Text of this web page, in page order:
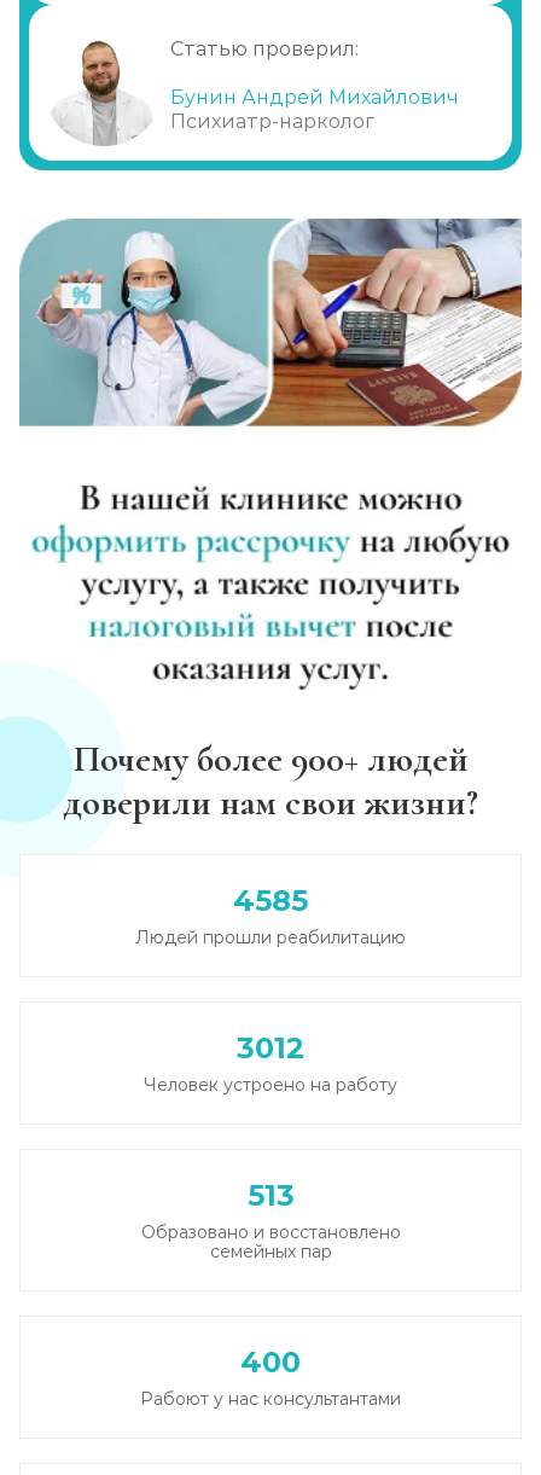
Статью проверил:
Бунин Андрей Михайлович
Психиатр-нарколог
Почему более 900+ людей
доверили нам свои жизни?
4585
Людей прошли реабилитацию
3012
Человек устроено на работу
513
Образовано и восстановлено
семейных пар
400
Рабоют у нас консультантами